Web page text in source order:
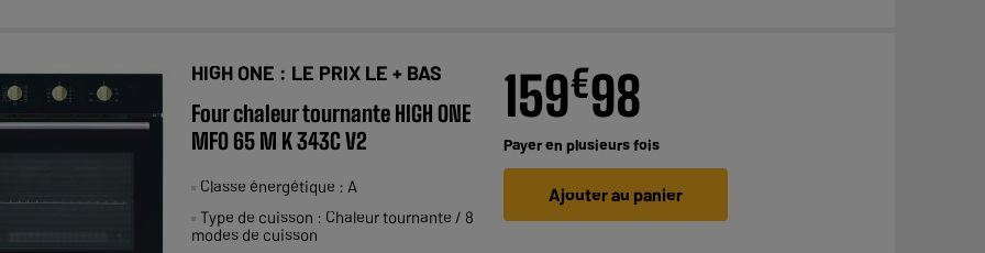
HIGH ONE : LE PRIX LE + BAS
Four chaleur tournante HIGH ONE
MFO 65 M K 343C V2
Classe énergétique : A
Type de cuisson : Chaleur tournante / 8
modes de cuisson
159€98
Payer en plusieurs fois
Ajouter au panier